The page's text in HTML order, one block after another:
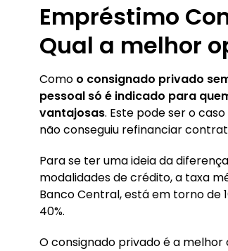
Empréstimo
Qual a melhor
Como o consignado privado
pessoal só é indicado para
vantajosas. Este pode ser o
não conseguiu refinanciar
Para se ter uma ideia da
modalidades de crédito, a taxa
Banco Central, está em torno de
40%.
O consignado privado é a melhor